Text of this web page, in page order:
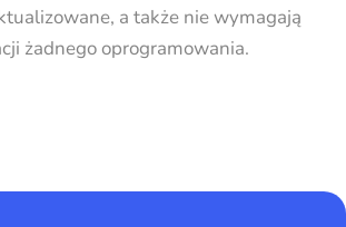
a także nie wymagają
żadnego oprogramowania.